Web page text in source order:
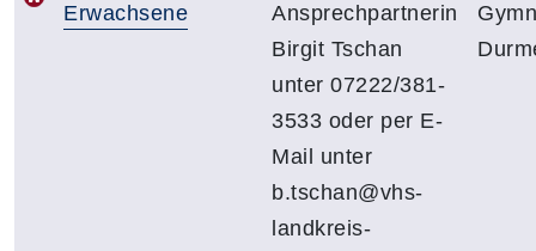
Erwachsene
Ansprechpartnerin
Birgit Tschan
unter 07222/381-
3533 oder per E-
Mail unter
b.tschan@vhs-
landkreis-